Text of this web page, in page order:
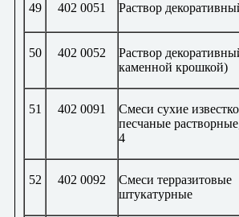
49 402 0051 Раствор
50 402 0052
Раствор
каменной крошкой)
51 402 0091
Смеси сухие
песчаные
4
52 402 0092
Смеси терразитовые
штукатурные